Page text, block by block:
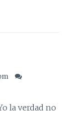
la verdad no